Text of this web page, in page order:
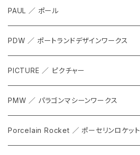
SHOES
APPAREL
ACCESSORIES
PAUL ／ ポール
PDW ／ ポートランドデザインワークス
ALL
CARRIER & RACKS
COCKPIT
PICTURE ／ ピクチャー
PMW ／ パラゴンマシーンワークス
Porcelain Rocket ／ ポーセリンロケット